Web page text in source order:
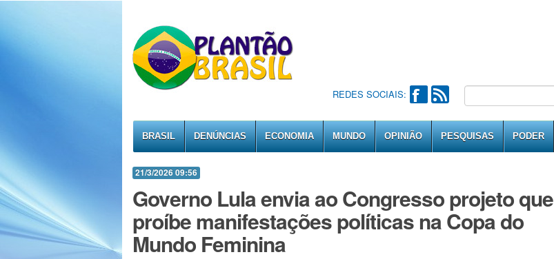
REDES SOCIAIS:
BRASIL DENÚNCIAS ECONOMIA MUNDO OPINIÃO PESQUISAS PODER
21/3/2026 09:56
Governo Lula envia ao Congresso projeto que
proíbe manifestações políticas na Copa do
Mundo Feminina